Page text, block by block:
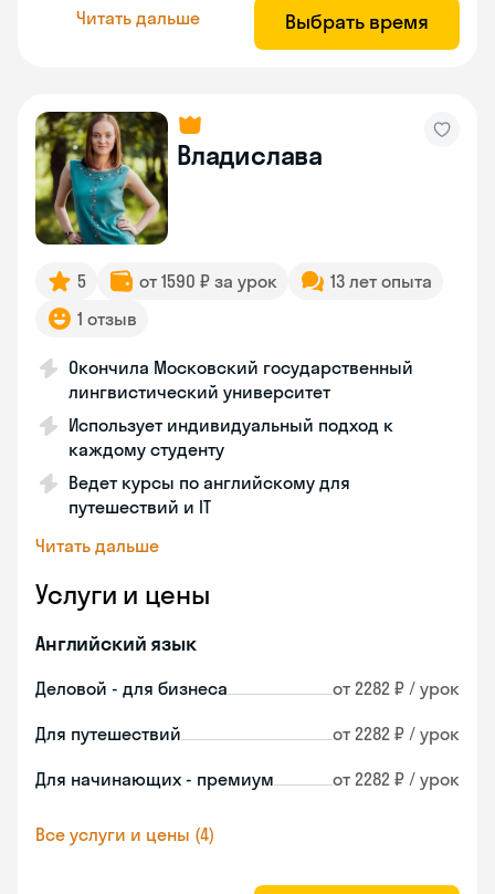
Читать дальше Выбрать время
Владислава
5 от 1590 ₽ за урок
13 лет опыта
1 отзыв
Окончила Московский государственный
лингвистический университет
Использует индивидуальный подход к
каждому студенту
Ведет курсы по английскому для
путешествий и IT
Читать дальше
Услуги и цены
Английский язык
Деловой - для бизнеса от 2282 ₽ / урок
Для путешествий от 2282 ₽ / урок
Для начинающих - премиум от 2282 ₽ / урок
Все услуги и цены (4)